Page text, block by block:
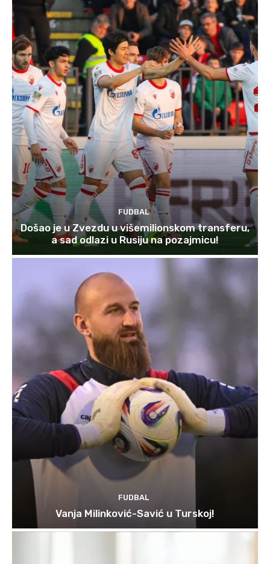
FUDBAL
Došao je u Zvezdu u višemilionskom transferu,
a sad odlazi u Rusiju na pozajmicu!
FUDBAL
Vanja Milinković-Savić u Turskoj!